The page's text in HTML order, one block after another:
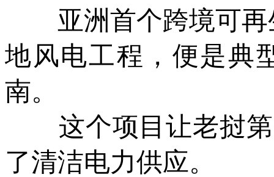
亚洲首个跨境可再
地风电工程，便是典
南。
这个项目让老挝第
了清洁电力供应。